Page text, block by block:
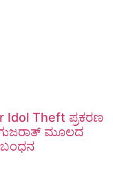
Idol Theft ಪ್ರಕರಣ
ಮೂಲದ